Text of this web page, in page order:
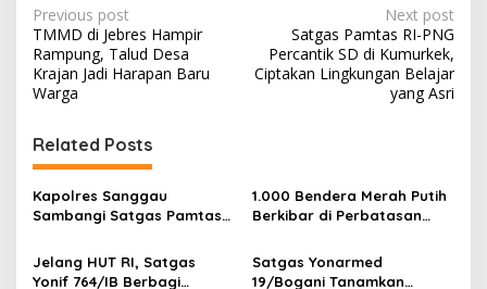
P
o
s
t
n
a
v
i
g
Previous post
TMMD di Jebres Hampir
Rampung, Talud Desa
Krajan Jadi Harapan Baru
Warga
Next post
Satgas Pamtas RI-PNG
Percantik SD di Kumurkek,
Ciptakan Lingkungan Belajar
yang Asri
Related Posts
Kapolres Sanggau
Sambangi Satgas Pamtas
Perkuat Soliditas TNI-Polri
di Perbatasan
1.000 Bendera Merah Putih
Berkibar di Perbatasan
Jelang HUT RI, Satgas
Yonif 764/IB Berbagi
Satgas Yonarmed
19/Bogani Tanamkan